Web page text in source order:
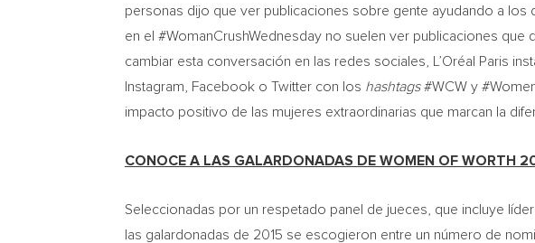
personas dijo que ver publicaciones sobre gente ayudando a los
en el #WomanCrushWednesday no suelen ver publicaciones que
cambiar esta conversación en las redes sociales, L’Oréal Paris
Instagram, Facebook o Twitter con los hashtags#WCW y
impacto positivo de las mujeres extraordinarias que marcan la
CONOCE A LAS GALARDONADAS DE WOMEN OF WORTH
Seleccionadas por un respetado panel de jueces, que incluye
las galardonadas de 2015 se escogieron entre un número de